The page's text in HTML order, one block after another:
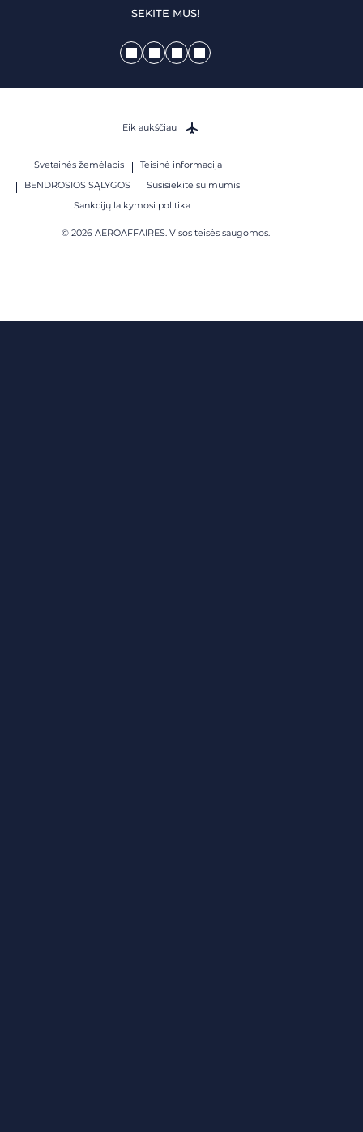
SEKITE MUS!
Svetainės žemėlapis
Teisinė informacija
BENDROSIOS SĄLYGOS
Susisiekite su mumis
Sankcijų laikymosi politika
© 2026 AEROAFFAIRES. Visos teisės saugomos.
Eik aukščiau